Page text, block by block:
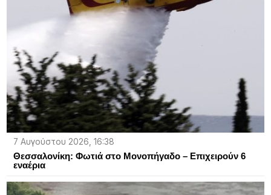
7 Αυγούστου 2026, 16:38
Θεσσαλονίκη: Φωτιά στο Μονοπήγαδο – Επιχειρούν 6
εναέρια